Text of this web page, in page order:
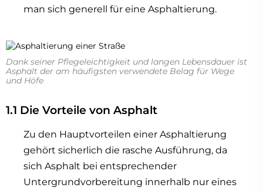
man sich generell für eine Asphaltierung.
Dank seiner Pflegeleichtigkeit und langen Lebensdauer ist
Asphalt der am häufigsten verwendete Belag für Wege
und Höfe
1.1 Die Vorteile von Asphalt
Zu den Hauptvorteilen einer Asphaltierung
gehört sicherlich die rasche Ausführung, da
sich Asphalt bei entsprechender
Untergrundvorbereitung innerhalb nur eines